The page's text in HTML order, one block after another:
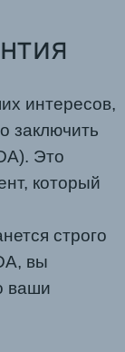
интересов,
заключить
Это
который
строго
вы
ваши